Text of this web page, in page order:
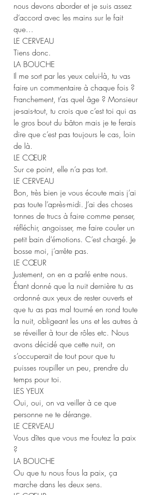
nous devons aborder et je suis assez
d’accord avec les mains sur le fait
que…
LE CERVEAU
Tiens donc.
LA BOUCHE
Il me sort par les yeux celui-là, tu vas
faire un commentaire à chaque fois ?
Franchement, t’as quel âge ? Monsieur
je-sais-tout, tu crois que c’est toi qui as
le gros bout du bâton mais je te ferais
dire que c’est pas toujours le cas, loin
de là.
LE CŒUR
Sur ce point, elle n’a pas tort.
LE CERVEAU
Bon, très bien je vous écoute mais j’ai
pas toute l’après-midi. J’ai des choses
tonnes de trucs à faire comme penser,
réfléchir, angoisser, me faire couler un
petit bain d’émotions. C’est chargé. Je
bosse moi, j’arrête pas.
LE CŒUR
Justement, on en a parlé entre nous.
Étant donné que la nuit dernière tu as
ordonné aux yeux de rester ouverts et
que tu as pas mal tourné en rond toute
la nuit, obligeant les uns et les autres à
se réveiller à tour de rôles etc. Nous
avons décidé que cette nuit, on
s’occuperait de tout pour que tu
puisses roupiller un peu, prendre du
temps pour toi.
LES YEUX
Oui, oui, on va veiller à ce que
personne ne te dérange.
LE CERVEAU
Vous dîtes que vous me foutez la paix
?
LA BOUCHE
Ou que tu nous fous la paix, ça
marche dans les deux sens.